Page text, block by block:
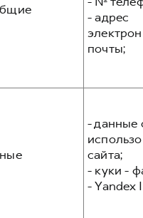
- адрес
почты;
- данные
сайта;
- куки -
- Yandex